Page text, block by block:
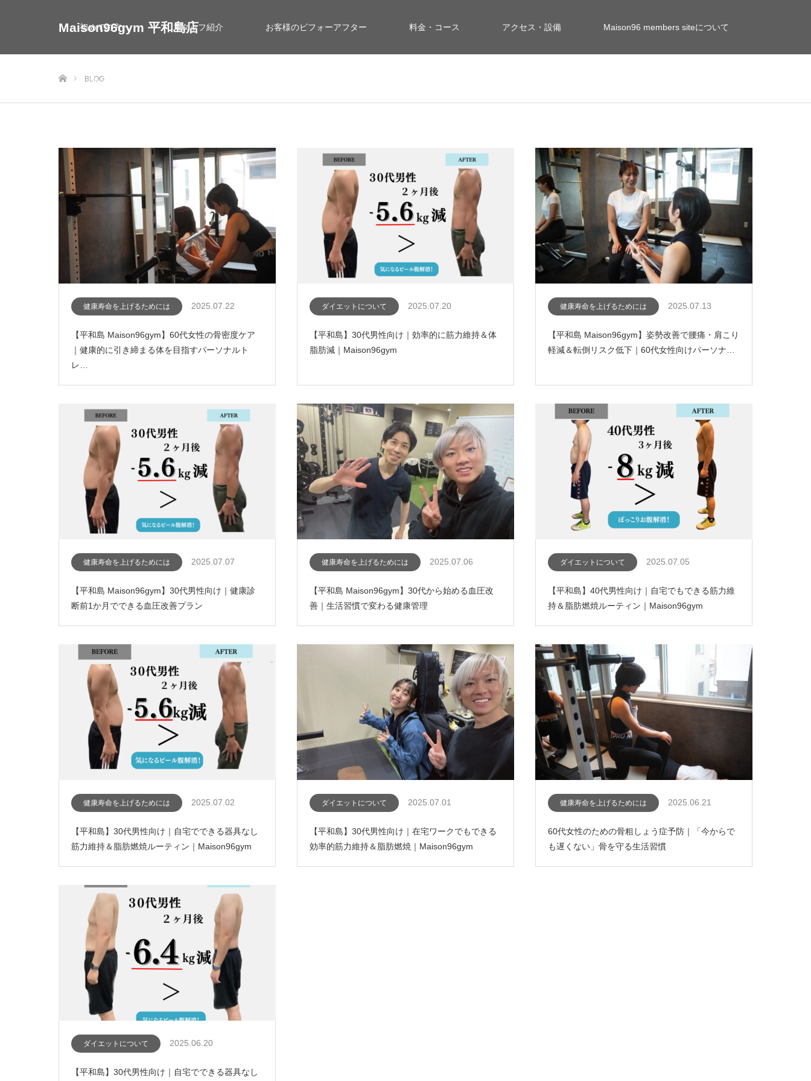
Maison96gym 平和島店
初めての方へ スタッフ紹介 お客様のビフォーアフター 料金・コース アクセス・設備 Maison96 members siteについて
お問い合わせ
BLOG
健康寿命を上げるためには 2025.07.22
【平和島 Maison96gym】60代女性の骨密度ケア
｜健康的に引き締まる体を目指すパーソナルト
レ…
ダイエットについて 2025.07.20
【平和島】30代男性向け｜効率的に筋力維持＆体
脂肪減｜Maison96gym
健康寿命を上げるためには 2025.07.13
【平和島 Maison96gym】姿勢改善で腰痛・肩こり
軽減＆転倒リスク低下｜60代女性向けパーソナ…
健康寿命を上げるためには 2025.07.07
【平和島 Maison96gym】30代男性向け｜健康診
断前1か月でできる血圧改善プラン
健康寿命を上げるためには 2025.07.06
【平和島 Maison96gym】30代から始める血圧改
善｜生活習慣で変わる健康管理
ダイエットについて 2025.07.05
【平和島】40代男性向け｜自宅でもできる筋力維
持＆脂肪燃焼ルーティン｜Maison96gym
健康寿命を上げるためには 2025.07.02
【平和島】30代男性向け｜自宅でできる器具なし
筋力維持＆脂肪燃焼ルーティン｜Maison96gym
ダイエットについて 2025.07.01
【平和島】30代男性向け｜在宅ワークでもできる
効率的筋力維持＆脂肪燃焼｜Maison96gym
健康寿命を上げるためには 2025.06.21
60代女性のための骨粗しょう症予防｜「今からで
も遅くない」骨を守る生活習慣
ダイエットについて 2025.06.20
【平和島】30代男性向け｜自宅でできる器具なし